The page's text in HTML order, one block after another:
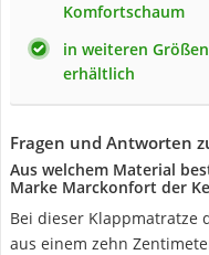
Komfortschaum
in weiteren Größen
erhältlich
Fragen und Antworten
Aus welchem Material
Marke Marckonfort der
Bei dieser Klappmatratze
aus einem zehn